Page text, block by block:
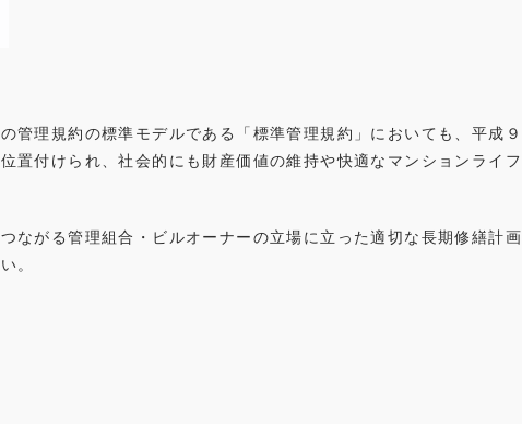
管理規約の標準モデルである「標準管理規約」においても、平成９
置付けられ、社会的にも財産価値の維持や快適なマンションライフ
ながる管理組合・ビルオーナーの立場に立った適切な長期修繕計画
。